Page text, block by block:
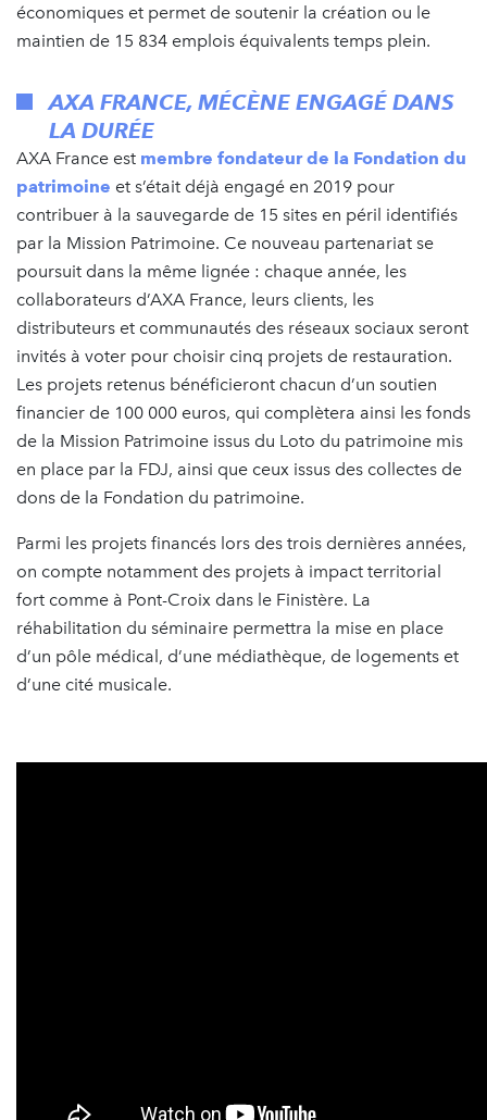
économiques et permet de soutenir la création ou le
maintien de 15 834 emplois équivalents temps plein.
AXA FRANCE, MÉCÈNE ENGAGÉ DANS
LA DURÉE
AXA France est membre fondateur de la Fondation du
patrimoine et s’était déjà engagé en 2019 pour
contribuer à la sauvegarde de 15 sites en péril identifiés
par la Mission Patrimoine. Ce nouveau partenariat se
poursuit dans la même lignée : chaque année, les
collaborateurs d’AXA France, leurs clients, les
distributeurs et communautés des réseaux sociaux seront
invités à voter pour choisir cinq projets de restauration.
Les projets retenus bénéficieront chacun d’un soutien
financier de 100 000 euros, qui complètera ainsi les fonds
de la Mission Patrimoine issus du Loto du patrimoine mis
en place par la FDJ, ainsi que ceux issus des collectes de
dons de la Fondation du patrimoine.
Parmi les projets financés lors des trois dernières années,
on compte notamment des projets à impact territorial
fort comme à Pont-Croix dans le Finistère. La
réhabilitation du séminaire permettra la mise en place
d’un pôle médical, d’une médiathèque, de logements et
d’une cité musicale.